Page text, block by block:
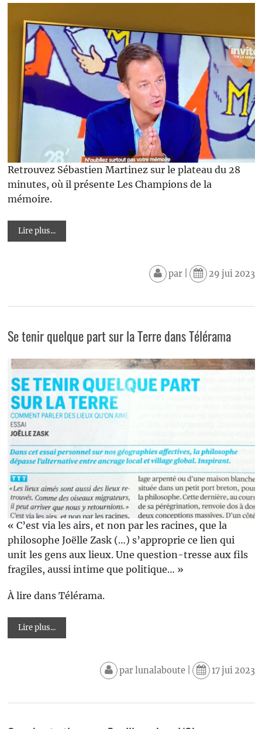
Retrouvez Sébastien Martinez sur le plateau du 28
minutes, où il présente Les Champions de la
mémoire.
Lire plus...
par 29 jui 2023
Se tenir quelque part sur la Terre dans Télérama
« C’est via les airs, et non par les racines, que la
philosophe Joëlle Zask (…) s’approprie ce lien qui
unit les gens aux lieux. Une question-tresse aux fils
fragiles, aussi intime que politique… »
À lire dans Télérama.
Lire plus...
parlunalaboute| 17 jui 2023